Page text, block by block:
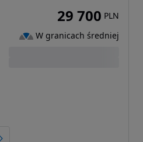
29 700 PLN
W granicach średniej